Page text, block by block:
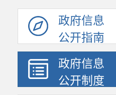
政府信息
公开指南
政府信息
公开制度